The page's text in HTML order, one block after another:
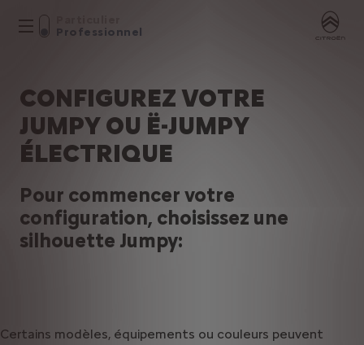
Professionnel
CONFIGUREZ VOTRE
JUMPY OU Ë-JUMPY
ÉLECTRIQUE
Pour commencer votre
configuration, choisissez une
silhouette Jumpy:
Certains modèles, équipements ou couleurs peuvent